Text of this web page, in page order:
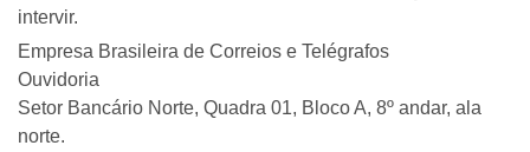
intervir.
Empresa Brasileira de Correios e Telégrafos
Ouvidoria
Setor Bancário Norte, Quadra 01, Bloco A, 8º andar, ala
norte.